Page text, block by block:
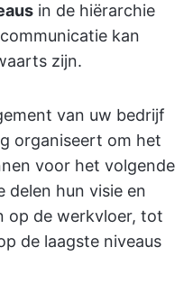
in de hiërarchie
kan
zijn.
van uw bedrijf
organiseert om het
voor het volgende
delen hun visie en
op de werkvloer, tot
de laagste niveaus